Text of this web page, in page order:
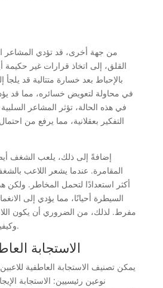
من جهة أخرى، قد تؤدي المشاعر
القلق، إلى اتخاذ قرارات غير حكيمة
بالإحباط بعد خسارة متتالية قد يلجأ
في محاولة لتعويض خسائره، مما قد
في هذه الحالة، تؤثر المشاعر
التفكير بعقلانية، مما يرفع من
إضافةً إلى ذلك، يلعب الشغف
المقامرة. عندما يشعر اللاعب
أكثر استعدادًا لتحمل المخاطر.
السيطرة أحيانًا، مما يؤدي إلى
مفرط. لذلك، من الضروري أن يكون
وكيفية تأثيرها على قراراتهم.
الاستجابة
يمكن تصنيف الاستجابة العاطفية
نوعين رئيسيين: الاستجابة